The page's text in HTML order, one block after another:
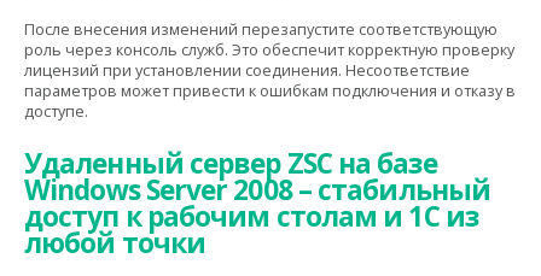
После внесения изменений перезапустите соответствующую
роль через консоль служб. Это обеспечит корректную проверку
лицензий при установлении соединения. Несоответствие
параметров может привести к ошибкам подключения и отказу в
доступе.
Удаленный сервер ZSC на базе
Windows Server 2008 – стабильный
доступ к рабочим столам и 1С из
любой точки